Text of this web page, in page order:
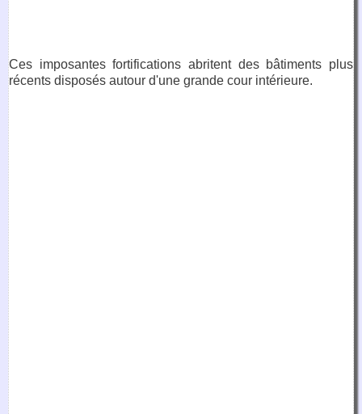
Ces imposantes fortifications abritent des bâtiments plus
récents disposés autour d'une grande cour intérieure.